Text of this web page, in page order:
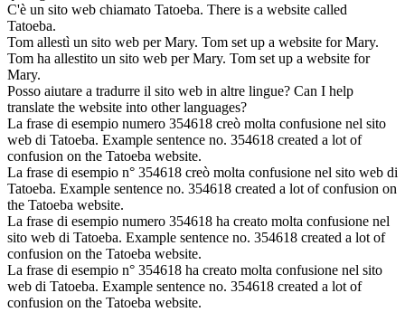
C'è un sito web chiamato Tatoeba. There is a website called
Tatoeba.
Tom allestì un sito web per Mary. Tom set up a website for Mary.
Tom ha allestito un sito web per Mary. Tom set up a website for
Mary.
Posso aiutare a tradurre il sito web in altre lingue? Can I help
translate the website into other languages?
La frase di esempio numero 354618 creò molta confusione nel sito
web di Tatoeba. Example sentence no. 354618 created a lot of
confusion on the Tatoeba website.
La frase di esempio n° 354618 creò molta confusione nel sito web di
Tatoeba. Example sentence no. 354618 created a lot of confusion on
the Tatoeba website.
La frase di esempio numero 354618 ha creato molta confusione nel
sito web di Tatoeba. Example sentence no. 354618 created a lot of
confusion on the Tatoeba website.
La frase di esempio n° 354618 ha creato molta confusione nel sito
web di Tatoeba. Example sentence no. 354618 created a lot of
confusion on the Tatoeba website.